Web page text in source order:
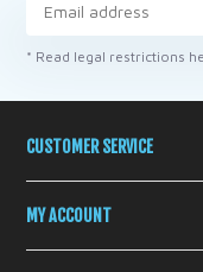
* Read legal restrictions
CUSTOMER SERVICE
MY ACCOUNT